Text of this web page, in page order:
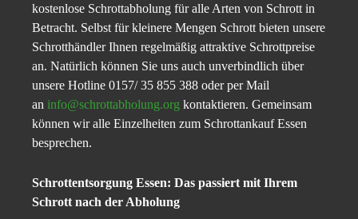
kostenlose Schrottabholung für alle Arten von Schrott in
Betracht. Selbst für kleinere Mengen Schrott bieten unsere
Schrotthändler Ihnen regelmäßig attraktive Schrottpreise
an. Natürlich können Sie uns auch unverbindlich über
unsere Hotline 0157/ 35 855 388 oder per Mail
an info@schrottabholung.org kontaktieren. Gemeinsam
können wir alle Einzelheiten zum Schrottankauf Essen
besprechen.
Schrottentsorgung Essen: Das passiert mit Ihrem
Schrott nach der Abholung